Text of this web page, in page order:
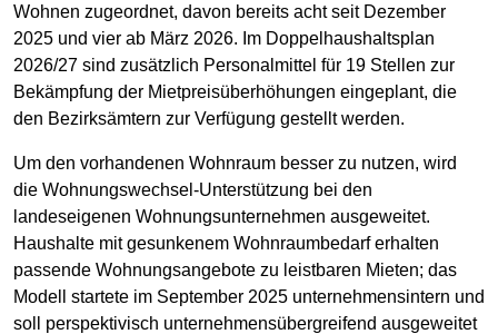
Wohnen zugeordnet, davon bereits acht seit Dezember
2025 und vier ab März 2026. Im Doppelhaushaltsplan
2026/27 sind zusätzlich Personalmittel für 19 Stellen zur
Bekämpfung der Mietpreisüberhöhungen eingeplant, die
den Bezirksämtern zur Verfügung gestellt werden.
Um den vorhandenen Wohnraum besser zu nutzen, wird
die Wohnungswechsel-Unterstützung bei den
landeseigenen Wohnungsunternehmen ausgeweitet.
Haushalte mit gesunkenem Wohnraumbedarf erhalten
passende Wohnungsangebote zu leistbaren Mieten; das
Modell startete im September 2025 unternehmensintern und
soll perspektivisch unternehmensübergreifend ausgeweitet